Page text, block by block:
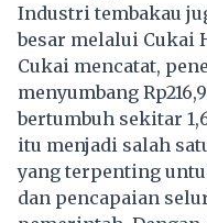
Industri tembakau
besar melalui Cukai
Cukai mencatat,
menyumbang
bertumbuh sekitar
itu menjadi salah
yang terpenting
dan pencapaian